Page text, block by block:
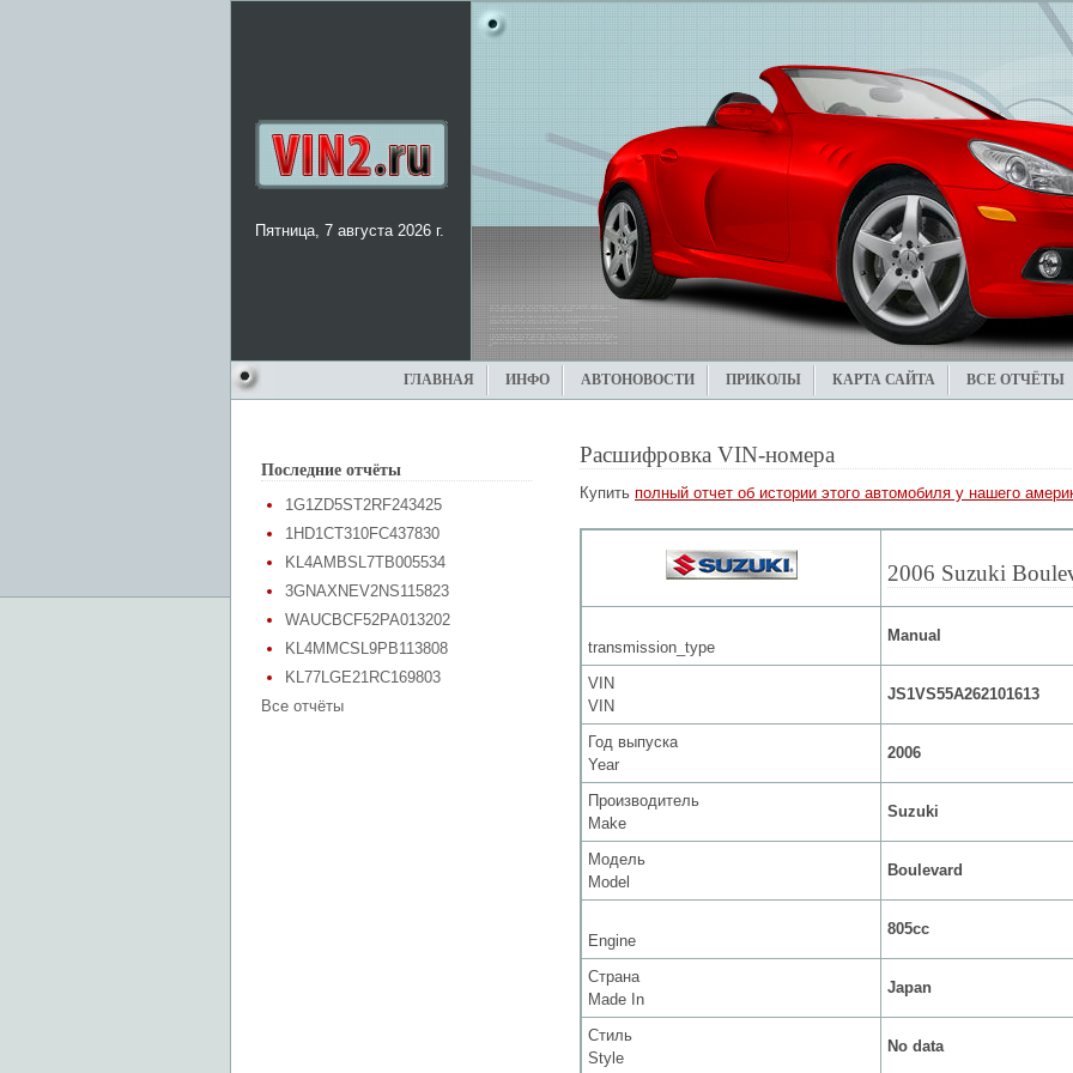
Пятница, 7 августа 2026 г.
ГЛАВНАЯ ИНФО АВТОНОВОСТИ ПРИКОЛЫ КАРТА САЙТА ВСЕ ОТЧЁТЫ
Последние отчёты
1G1ZD5ST2RF243425
1HD1CT310FC437830
KL4AMBSL7TB005534
3GNAXNEV2NS115823
WAUCBCF52PA013202
KL4MMCSL9PB113808
KL77LGE21RC169803
Все отчёты
Расшифровка VIN-номера
Купить полный отчет об истории этого автомобиля у нашего
2006 Suzuki
transmission_type
Manual
VIN
VIN
JS1VS55A262101613
Год выпуска
Year
2006
Производитель
Make
Suzuki
Модель
Model
Boulevard
Engine
805cc
Страна
Made In
Japan
Стиль
Style
No data